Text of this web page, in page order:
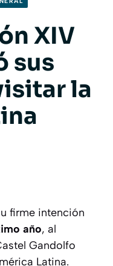
XIV
sus
la
firme intención
año, al
Gandolfo
Latina.